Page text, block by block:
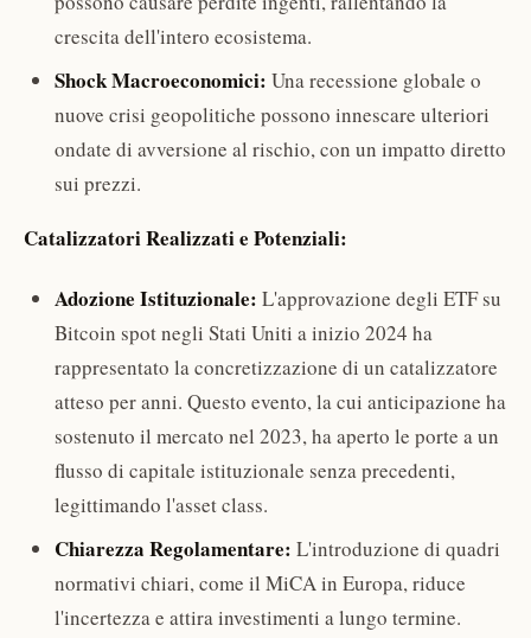
crescita dell'intero ecosistema.
Shock Macroeconomici: Una recessione globale o
nuove crisi geopolitiche possono innescare ulteriori
ondate di avversione al rischio, con un impatto diretto
sui prezzi.
Catalizzatori Realizzati e Potenziali:
Adozione Istituzionale: L'approvazione degli ETF su
Bitcoin spot negli Stati Uniti a inizio 2024 ha
rappresentato la concretizzazione di un catalizzatore
atteso per anni. Questo evento, la cui anticipazione ha
sostenuto il mercato nel 2023, ha aperto le porte a un
flusso di capitale istituzionale senza precedenti,
legittimando l'asset class.
Chiarezza Regolamentare: L'introduzione di quadri
normativi chiari, come il MiCA in Europa, riduce
l'incertezza e attira investimenti a lungo termine.